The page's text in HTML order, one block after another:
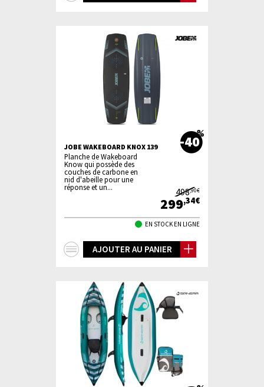
JOBE WAKEBOARD KNOX 139 -40
Planche de Wakeboard
Know qui possède des
couches de carbone en
nid d'abeille pour une
réponse et un...
498,90€
299,34€
EN STOCK EN LIGNE
AJOUTER AU PANIER